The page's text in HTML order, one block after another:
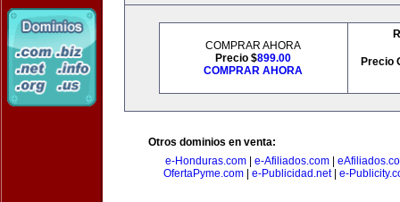
COMPRAR AHORA
Precio $899.00
COMPRAR AHORA
Precio
Otros dominios en venta:
e-Honduras.com| e-Afiliados.com|
OfertaPyme.com| e-Publicidad.net| e-